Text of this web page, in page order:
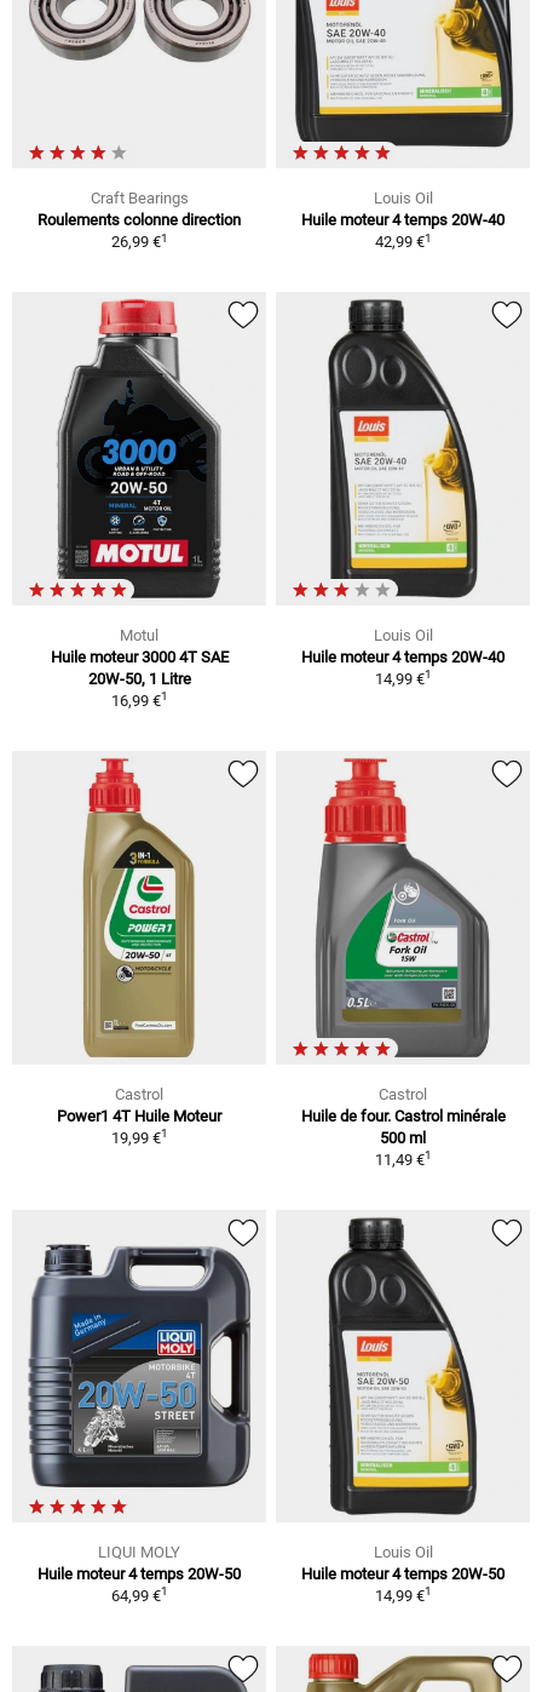
Craft Bearings
Roulements colonne direction
26,99 €1
Louis Oil
Huile moteur 4 temps 20W-40
42,99 €1
Motul
Huile moteur 3000 4T SAE
20W-50, 1 Litre
16,99 €1
Louis Oil
Huile moteur 4 temps 20W-40
14,99 €1
Castrol
Power1 4T Huile Moteur
19,99 €1
Castrol
Huile de four. Castrol minérale
500 ml
11,49 €1
LIQUI MOLY
Huile moteur 4 temps 20W-50
64,99 €1
Louis Oil
Huile moteur 4 temps 20W-50
14,99 €1